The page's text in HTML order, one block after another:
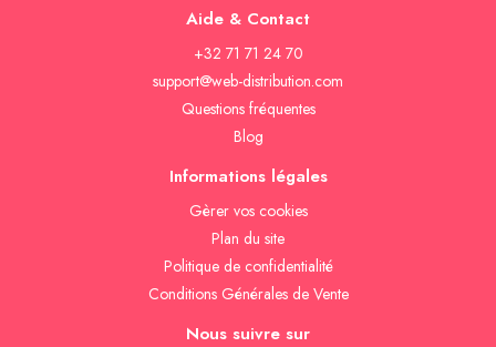
Aide & Contact
+32 71 71 24 70
support@web-distribution.com
Questions fréquentes
Blog
Informations légales
Gèrer vos cookies
Plan du site
Politique de confidentialité
Conditions Générales de Vente
Nous suivre sur